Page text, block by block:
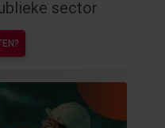
sector